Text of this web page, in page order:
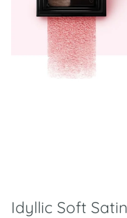
Idyllic Soft